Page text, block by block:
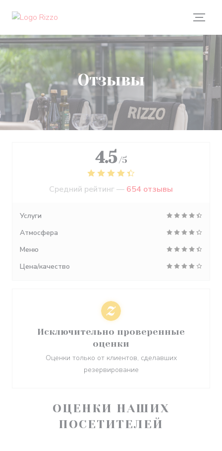
Отзывы
ОЦЕНКИ НАШИХ
ПОСЕТИТЕЛЕЙ
4.5 /5
Средний рейтинг — 654 отзывы
Услуги
Атмосфера
Меню
Цена/качество
Исключительно проверенные
оценки
Оценки только от клиентов, сделавших
резервирование